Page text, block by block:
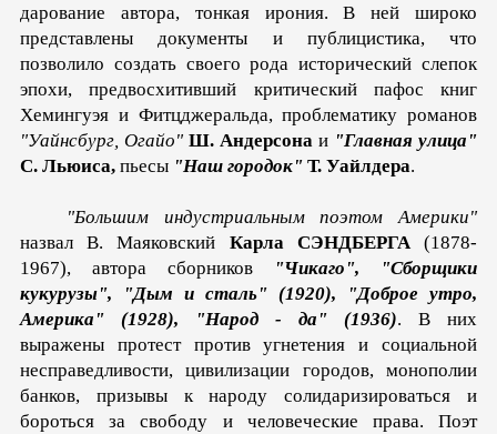
дарование автора, тонкая ирония. В ней широко
представлены документы и публицистика, что
позволило соз­дать своего рода исторический слепок
эпохи, предвосхитив­ший критический пафос книг
Хемингуэя и Фитцджеральда, проблематику романов
"Уайнсбург, Огайо" Ш. Андерсона и "Главная улица"
С. Льюиса, пьесы "Наш городок" Т. Уайлдера.
"Большим индустриальным поэтом Америки"
назвал В. Маяковский Карла СЭНДБЕРГА(1878-
1967), автора сборни­ков
"Чикаго", "Сборщики
кукурузы", "Дым и сталь" (1920), "Доброе утро,
Америка" (1928), "Народ - да" (1936). В них
выражены протест против угнетения и социальной
несправед­ливости, цивилизации городов, монополии
банков, призывы к народу солидаризироваться и
бороться за свободу и челове­ческие права. Поэт